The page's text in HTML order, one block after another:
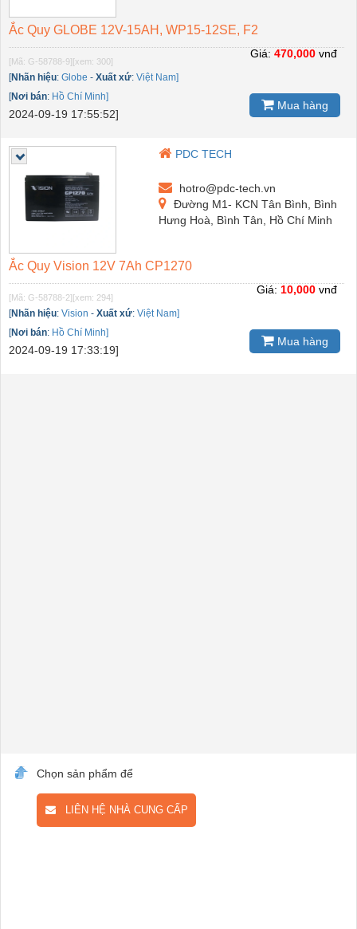
Ắc Quy GLOBE 12V-15AH, WP15-12SE, F2
[Mã: G-58788-9][xem: 300]
[Nhãn hiệu: Globe - Xuất xứ: Việt Nam]
[Nơi bán: Hồ Chí Minh]
2024-09-19 17:55:52]
Giá: 470,000 vnđ
Mua hàng
PDC TECH
hotro@pdc-tech.vn
Đường M1- KCN Tân Bình, Bình
Hưng Hoà, Bình Tân, Hồ Chí Minh
Ắc Quy Vision 12V 7Ah CP1270
[Mã: G-58788-2][xem: 294]
[Nhãn hiệu: Vision - Xuất xứ: Việt Nam]
[Nơi bán: Hồ Chí Minh]
2024-09-19 17:33:19]
Giá: 10,000 vnđ
Mua hàng
Chọn sản phẩm để
LIÊN HỆ NHÀ CUNG CẤP